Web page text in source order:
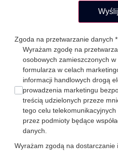
Wyślij
Zgoda na przetwarzanie danych *
Wyrażam zgodę na
osobowych zamieszczonych
formularza w celach
informacji handlowych drogą
prowadzenia marketingu
treścią udzielonych przeze
tego celu telekomunikacyjnych
przez podmioty będące
danych.
Wyrażam zgodą na dostarczanie